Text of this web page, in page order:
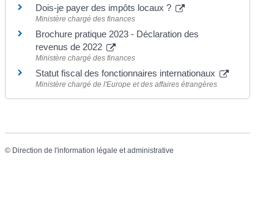
Dois-je payer des impôts locaux ?
Ministère chargé des finances
Brochure pratique 2023 - Déclaration des
revenus de 2022
Ministère chargé des finances
Statut fiscal des fonctionnaires internationaux
Ministère chargé de l'Europe et des affaires étrangères
© Direction de l'information légale et administrative